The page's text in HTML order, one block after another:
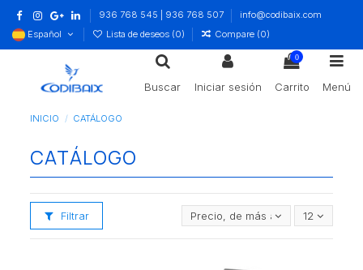
936 768 545 | 936 768 507
info@codibaix.com
Español
Lista de deseos (0) Compare (0)
Buscar Iniciar sesión
0
Carrito Menú
INICIO CATÁLOGO
CATÁLOGO
Filtrar Precio, de más alto a más bajo
12